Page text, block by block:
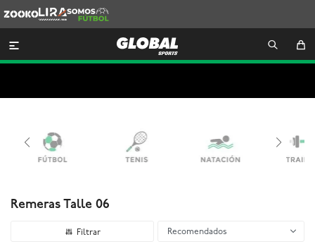
Lira
Somos
Futbol

Remeras Talle 06
Recomendados